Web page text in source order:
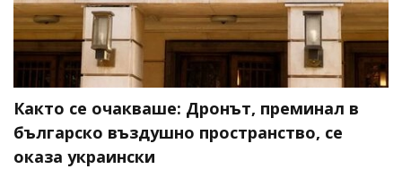
Както се очакваше: Дронът, преминал в
българско въздушно пространство, се
оказа украински